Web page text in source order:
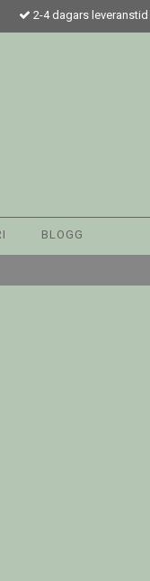
2-4 dagars leveranstid
BLOGG